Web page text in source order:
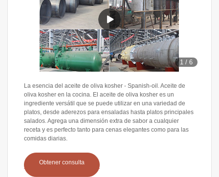
1 /6
La esencia del aceite de oliva kosher - Spanish-oil. Aceite de
oliva kosher en la cocina. El aceite de oliva kosher es un
ingrediente versátil que se puede utilizar en una variedad de
platos, desde aderezos para ensaladas hasta platos principales
salados. Agrega una dimensión extra de sabor a cualquier
receta y es perfecto tanto para cenas elegantes como para las
comidas diarias.
Obtener consulta